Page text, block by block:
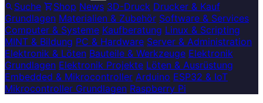
Suche
Shop News 3D-Druck Drucker & Kauf
Grundlagen Materialien & Zubehör Software & Services
Computer & Systeme Kaufberatung Linux & Scripting
MINT & Bildung PC & Hardware Server & Administration
Elektronik & Löten Bauteile & Werkzeuge Elektronik
Grundlagen Elektronik Projekte Löten & Ausrüstung
Embedded & Mikrocontroller Arduino ESP32 & IoT
Mikrocontroller Grundlagen Raspberry Pi